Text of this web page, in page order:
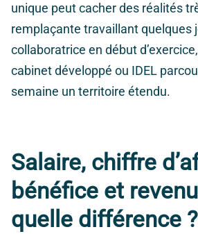
unique peut cacher des réalités
remplaçante travaillant quelques
collaboratrice en début
cabinet développé ou IDEL
semaine un territoire étendu.
Salaire, chiffre
bénéfice et
quelle différence ?